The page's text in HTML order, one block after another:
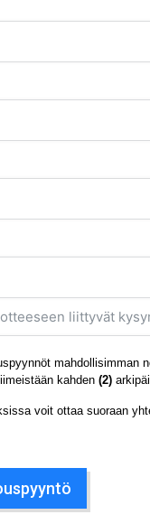
mahdollisimman
kahden (2)
voit ottaa suoraan